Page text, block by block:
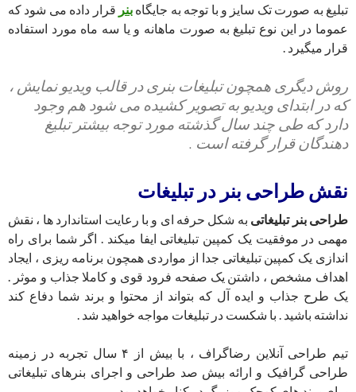
تبلیغ به صورت تک سایز و با توجه به جایگاه بنر قرار داده می شود که
عموما در این نوع تبلیغ به صورت ماهانه و یا سه ماه مورد استفاده
قرار میگیرد .
روش دیگری همچون تبلیغات بنری در قالب ویدیو نمایش ،
که در ابتدای ویدیو به تصویر کشیده می شود هم وجود
دارد که طی چند سال گذشته مورد توجه بیشتر تبلیغ
دهندگان قرار گرفته است .
نقش طراحی بنر در تبلیغات
طراحی بنر تبلیغاتی به شکل حرفه ای و با رعایت استاندارد ها ، نقش
مهمی در موفقیت یک کمپین تبلیغاتی ایفا میکند . اگر شما برای راه
اندازی یک کمپین تبلیغاتی جدا از مواردی همچون برنامه ریزی ، ایجاد
اهداف مشخص ، داشتن یک صفحه فرود قوی و کاملا جذاب و موثر .
یک طرح جذاب و ایده آل که بتواند از محتوا و برند شما دفاع کند
نداشته باشید . با شکست در تبلیغات مواجه خواهید شد .
تیم طراحی آنلاین رضاگراف ، با بیش از ۴ سال تجربه در زمینه
طراحی گرافیک و ارائه بیش صد طراحی و اجرای بنرهای تبلیغاتی